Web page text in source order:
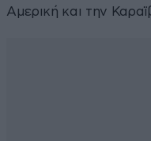
Αμερική και την